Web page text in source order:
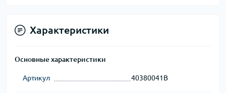
Характеристики
Основные характеристики
Артикул 40380041B